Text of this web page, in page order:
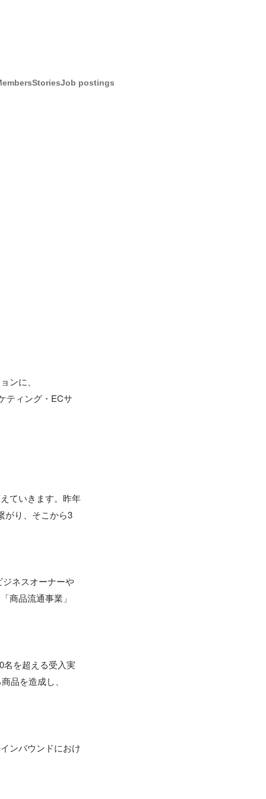
StoriesJob postings
ンに、
ティング・ECサ
ていきます。昨年
がり、そこから3
ネスオーナーや
商品流通事業」
名を超える受入実
品を造成し、
ンバウンドにおけ